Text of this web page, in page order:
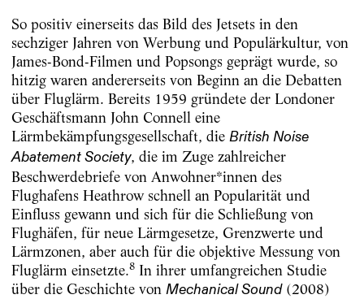
So positiv einerseits das Bild des Jetsets in den
sechziger Jahren von Werbung und Populärkultur, von
James-Bond-Filmen und Popsongs geprägt wurde, so
hitzig waren andererseits von Beginn an die Debatten
über Fluglärm. Bereits 1959 gründete der Londoner
Geschäftsmann John Connell eine
Lärmbekämpfungsgesellschaft, die British Noise
Abatement Society, die im Zuge zahlreicher
Beschwerdebriefe von Anwohner*innen des
Flughafens Heathrow schnell an Popularität und
Einfluss gewann und sich für die Schließung von
Flughäfen, für neue Lärmgesetze, Grenzwerte und
Lärmzonen, aber auch für die objektive Messung von
Fluglärm einsetzte.8In ihrer umfangreichen Studie
über die Geschichte von Mechanical Sound(2008)